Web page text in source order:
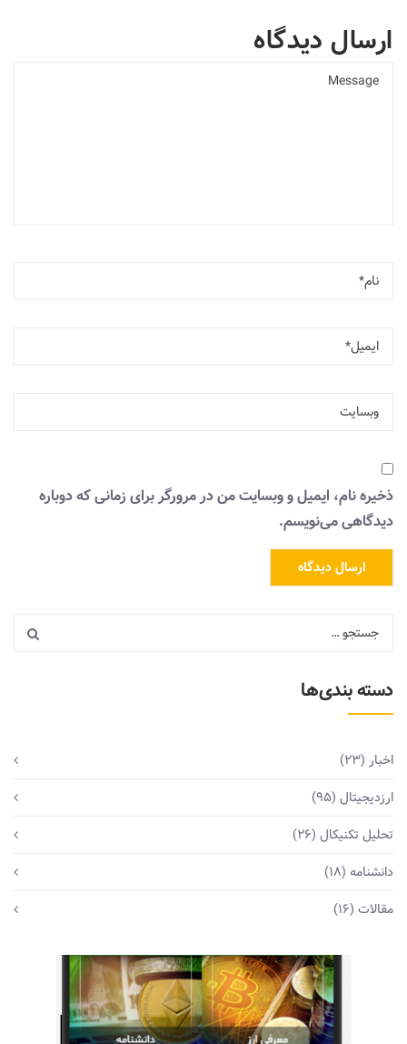
ارسال دیدگاه
ذخیره نام، ایمیل و وبسایت من در مرورگر برای زمانی که دوباره
دیدگاهی می‌نویسم.
دسته بندی‌ها
اخبار (23)
ارزدیجیتال (95)
تحلیل تکنیکال (26)
دانشنامه (18)
مقالات (16)